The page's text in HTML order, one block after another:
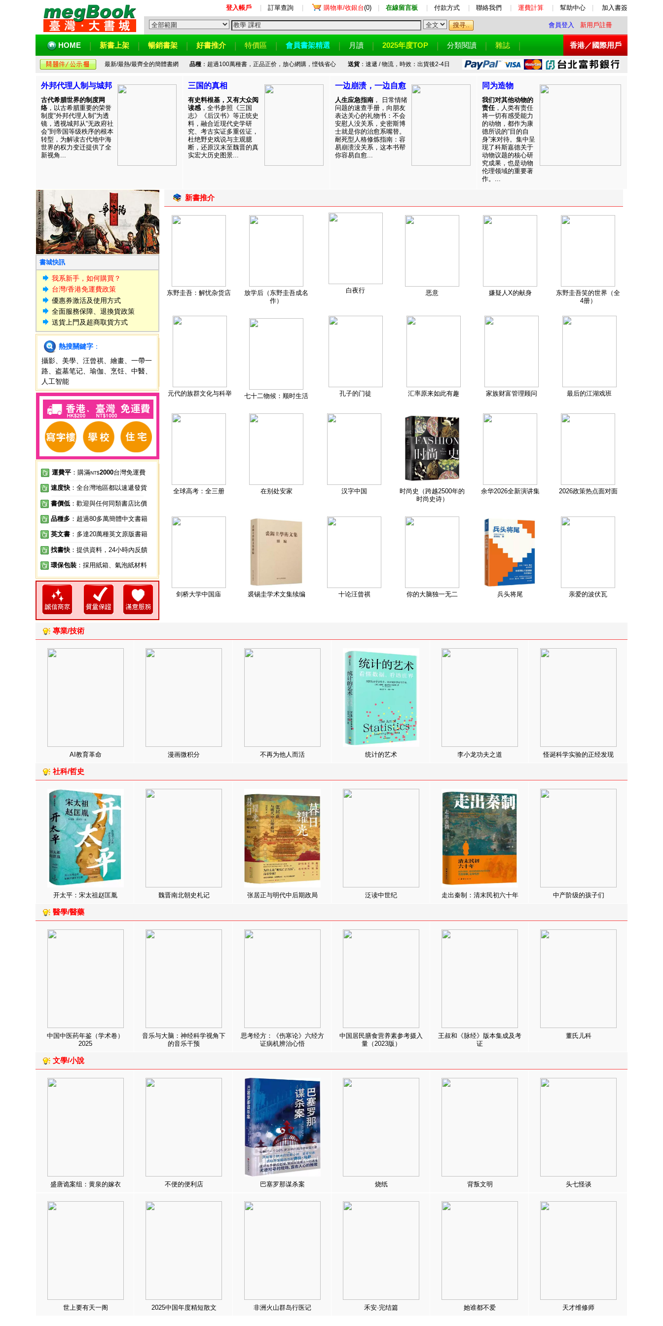
登入帳戶 訂單查詢 購物車/收銀台(0) 在線留言板 付款方式 聯絡我們 運費計算 幫助中心 加入書簽
會員登入 新用戶註冊
HOME 新書上架 暢銷書架 好書推介 特價區 會員書架精選 月讀 2025年度TOP 分類閱讀 雜誌 香港／國際用戶
最新/最熱/最齊全的簡體書網 品種：超過100萬種書，正品正价，放心網購，悭钱省心 送貨：速遞 / 物流，時效：出貨後2-4日
外邦代理人制与城邦
古代希腊世界的制度网
络 ，以古希腊重要的荣誉
制度“外邦代理人制”为透
镜，透视城邦从“无政府社
会”到帝国等级秩序的根本
转型，为解读古代地中海
世界的权力变迁提供了全
新视角...
三国的真相
有史料根基，又有大众阅
读感 ，全书参照《三国
志》《后汉书》等正统史
料，融合近现代史学研
究、考古实证多重佐证，
杜绝野史戏说与主观臆
断，还原汉末至魏晋的真
实宏大历史图景...
一边崩溃，一边自愈
人生应急指南 ， 日常情绪
问题的速查手册，向朋友
表达关心的礼物书：不会
安慰人没关系，史密斯博
士就是你的治愈系嘴替。
耐死型人格修炼指南：容
易崩溃没关系，这本书帮
你容易自愈...
同为造物
我们对其他动物的
责任，人类有责任
将一切有感受能力
的动物，都作为康
德所说的“目的自
身”来对待。集中呈
现了科斯嘉德关于
动物议题的核心研
究成果，也是动物
伦理领域的重要著
作。...
書城快訊
我系新手，如何購買？
台灣/香港免運費政策
優惠券激活及使用方式
全面服務保障、退換貨政策
送貨上門及超商取貨方式
熱搜關鍵字 ：
攝影
美學 汪曾祺 繪畫
一帶一
路
盗墓笔记 瑜伽 烹饪 中醫
人工智能
運費平 ：購滿NT$2000台灣免運費
速度快 ：全台灣地區都以速遞發貨
書價低 ：歡迎與任何同類書店比價
品種多 ：超過80多萬簡體中文書籍
英文書 ：多達20萬種英文原版書籍
找書快 ：提供資料，24小時內反饋
環保包裝 ：採用紙箱、氣泡紙材料
新書推介
东野圭吾：解忧杂货店
放学后（东野圭吾成名
作）
白夜行 恶意 嫌疑人X的献身
东野圭吾笑的世界（全
4册）
元代的族群文化与科举 七十二物候：顺时生活 孔子的门徒 汇率原来如此有趣 家族财富管理顾问 最后的江湖戏班
全球高考：全三册 在别处安家 汉字中国
时尚史（跨越2500年的
时尚史诗）
余华2026全新演讲集 2026政策热点面对面
剑桥大学中国庙 裘锡圭学术文集续编 十论汪曾祺 你的大脑独一无二 兵头将尾 亲爱的波伏瓦
專業/技術
AI教育革命 漫画微积分 不再为他人而活 统计的艺术 李小龙功夫之道 怪诞科学实验的正经发现
社科/哲史
开太平：宋太祖赵匡胤 魏晋南北朝史札记 张居正与明代中后期政局 泛读中世纪 走出秦制：清末民初六十年 中产阶级的孩子们
醫學/醫藥
中国中医药年鉴（学术卷）
2025
音乐与大脑：神经科学视角下
的音乐干预
思考经方：《伤寒论》六经方
证病机辨治心悟
中国居民膳食营养素参考摄入
量（2023版）
王叔和《脉经》版本集成及考
证
董氏儿科
文學/小說
盛唐诡案组：黄泉的嫁衣 不便的便利店 巴塞罗那谋杀案 烧纸 背叛文明 头七怪谈
世上要有天一阁 2025中国年度精短散文 非洲火山群岛行医记 禾安·完结篇 她谁都不爱 天才维修师